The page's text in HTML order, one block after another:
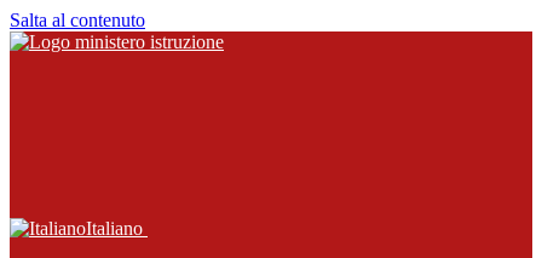
Salta al contenuto
Italiano